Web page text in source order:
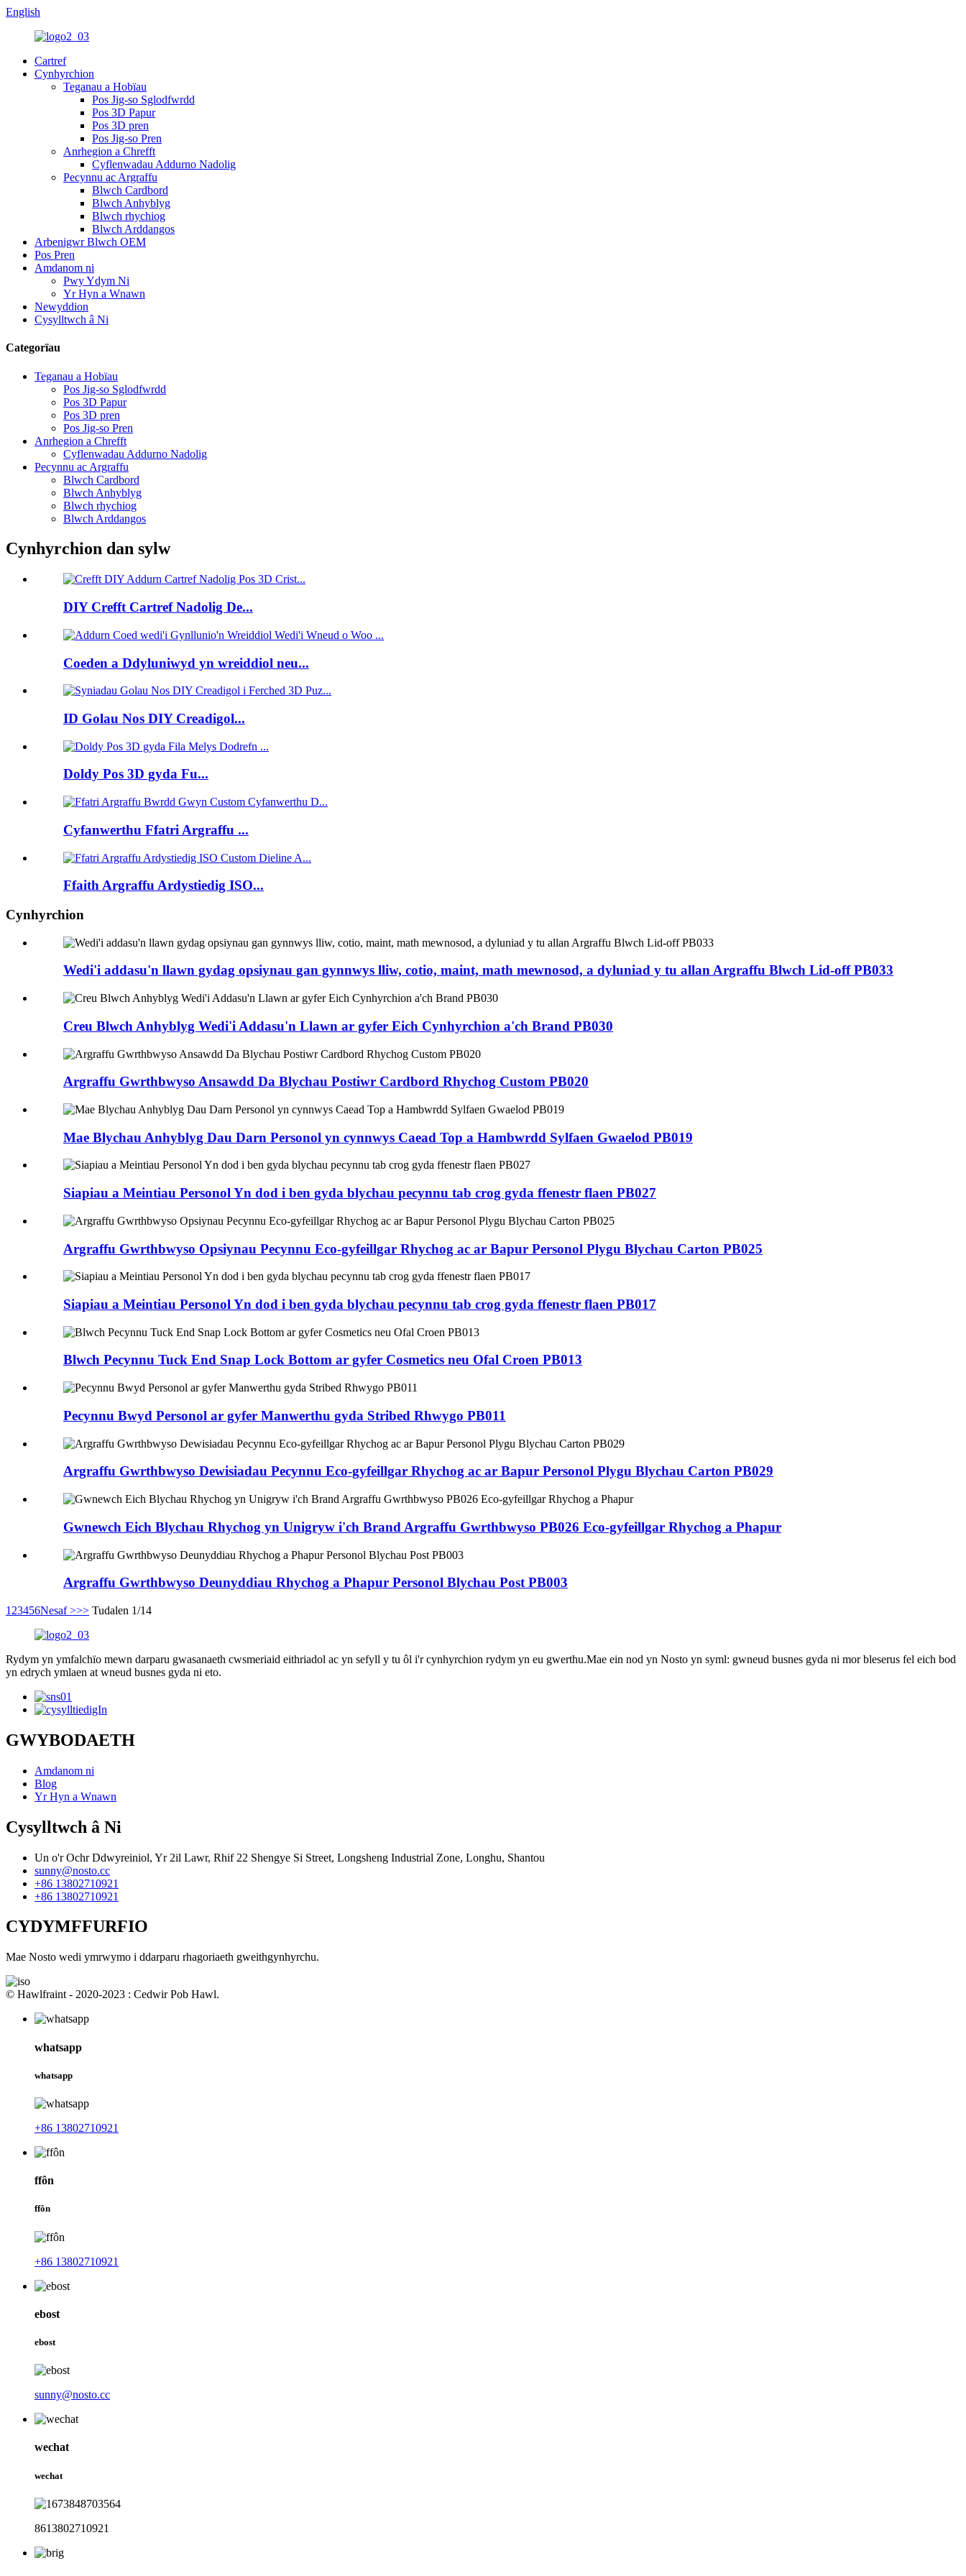
English
Cartref
Cynhyrchion
Teganau a Hobïau
Pos Jig-so Sglodfwrdd
Pos 3D Papur
Pos 3D pren
Pos Jig-so Pren
Anrhegion a Chrefft
Cyflenwadau Addurno Nadolig
Pecynnu ac Argraffu
Blwch Cardbord
Blwch Anhyblyg
Blwch rhychiog
Blwch Arddangos
Arbenigwr Blwch OEM
Pos Pren
Amdanom ni
Pwy Ydym Ni
Yr Hyn a Wnawn
Newyddion
Cysylltwch â Ni
Categorïau
Teganau a Hobïau
Pos Jig-so Sglodfwrdd
Pos 3D Papur
Pos 3D pren
Pos Jig-so Pren
Anrhegion a Chrefft
Cyflenwadau Addurno Nadolig
Pecynnu ac Argraffu
Blwch Cardbord
Blwch Anhyblyg
Blwch rhychiog
Blwch Arddangos
Cynhyrchion dan sylw
DIY Crefft Cartref Nadolig De...
Coeden a Ddyluniwyd yn wreiddiol neu...
ID Golau Nos DIY Creadigol...
Doldy Pos 3D gyda Fu...
Cyfanwerthu Ffatri Argraffu ...
Ffaith Argraffu Ardystiedig ISO...
Cynhyrchion
Wedi'i addasu'n llawn gydag opsiynau gan gynnwys lliw, cotio, maint, math mewnosod, a dyluniad y tu allan Argraffu Blwch Lid-off PB033
Creu Blwch Anhyblyg Wedi'i Addasu'n Llawn ar gyfer Eich Cynhyrchion a'ch Brand PB030
Argraffu Gwrthbwyso Ansawdd Da Blychau Postiwr Cardbord Rhychog Custom PB020
Mae Blychau Anhyblyg Dau Darn Personol yn cynnwys Caead Top a Hambwrdd Sylfaen Gwaelod PB019
Siapiau a Meintiau Personol Yn dod i ben gyda blychau pecynnu tab crog gyda ffenestr flaen PB027
Argraffu Gwrthbwyso Opsiynau Pecynnu Eco-gyfeillgar Rhychog ac ar Bapur Personol Plygu Blychau Carton PB025
Siapiau a Meintiau Personol Yn dod i ben gyda blychau pecynnu tab crog gyda ffenestr flaen PB017
Blwch Pecynnu Tuck End Snap Lock Bottom ar gyfer Cosmetics neu Ofal Croen PB013
Pecynnu Bwyd Personol ar gyfer Manwerthu gyda Stribed Rhwygo PB011
Argraffu Gwrthbwyso Dewisiadau Pecynnu Eco-gyfeillgar Rhychog ac ar Bapur Personol Plygu Blychau Carton PB029
Gwnewch Eich Blychau Rhychog yn Unigryw i'ch Brand Argraffu Gwrthbwyso PB026 Eco-gyfeillgar Rhychog a Phapur
Argraffu Gwrthbwyso Deunyddiau Rhychog a Phapur Personol Blychau Post PB003
1 23456Nesaf >>> Tudalen 1/14
Rydym yn ymfalchïo mewn darparu gwasanaeth cwsmeriaid eithriadol ac yn sefyll y tu ôl i'r cynhyrchion rydym yn eu gwerthu.Mae ein nod yn Nosto yn syml: gwneud busnes gyda ni mor bleserus fel eich bod
yn edrych ymlaen at wneud busnes gyda ni eto.
GWYBODAETH
Amdanom ni
Blog
Yr Hyn a Wnawn
Cysylltwch â Ni
Un o'r Ochr Ddwyreiniol, Yr 2il Lawr, Rhif 22 Shengye Si Street, Longsheng Industrial Zone, Longhu, Shantou
sunny@nosto.cc
+86 13802710921
+86 13802710921
CYDYMFFURFIO
Mae Nosto wedi ymrwymo i ddarparu rhagoriaeth gweithgynhyrchu.
© Hawlfraint - 2020-2023 : Cedwir Pob Hawl.
whatsapp
whatsapp
+86 13802710921
ffôn
ffôn
+86 13802710921
ebost
ebost
sunny@nosto.cc
wechat
wechat
8613802710921